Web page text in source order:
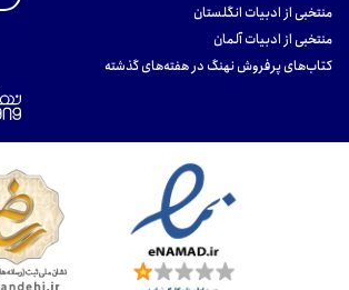
منتخبی از ادبیات انگلستان
منتخبی از ادبیات آلمان
کتاب‌های پرفروش نهنگ در هفته‌های گذشته